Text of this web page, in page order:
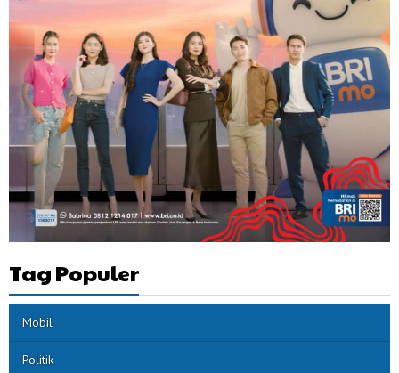
Tag Populer
Mobil
Politik